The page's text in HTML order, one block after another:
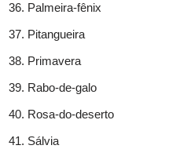
Palmeira-fênix
Pitangueira
Primavera
Rabo-de-galo
Rosa-do-deserto
Sálvia